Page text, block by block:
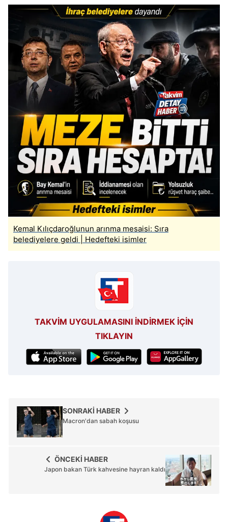
vasıtasıyla belirleyebilirsiniz. Çerezlere ilişkin detaylı bilgi
için Ayarlar butonuna tıklayabilir,Çerez Bilgilendirme
Metnimiziziyaret edebilirsiniz.
6698 sayılı Kişisel Verilerin Korunması Kanunu uyarınca
hazırlanmış Aydınlatma Metnimizi okumak ve sitemizde
ilgili mevzuata uygun olarak kullanılan çerezlerle ilgili bilgi
almak için lütfen
tıklayınız
Kemal Kılıçdaroğlunun arınma mesaisi: Sıra
belediyelere geldi | Hedefteki isimler
TAKVİM UYGULAMASINI İNDİRMEK İÇİN
TIKLAYIN
SONRAKİ HABER
Macron'dan sabah koşusu
ÖNCEKİ HABER
Japon bakan Türk kahvesine hayran kaldı